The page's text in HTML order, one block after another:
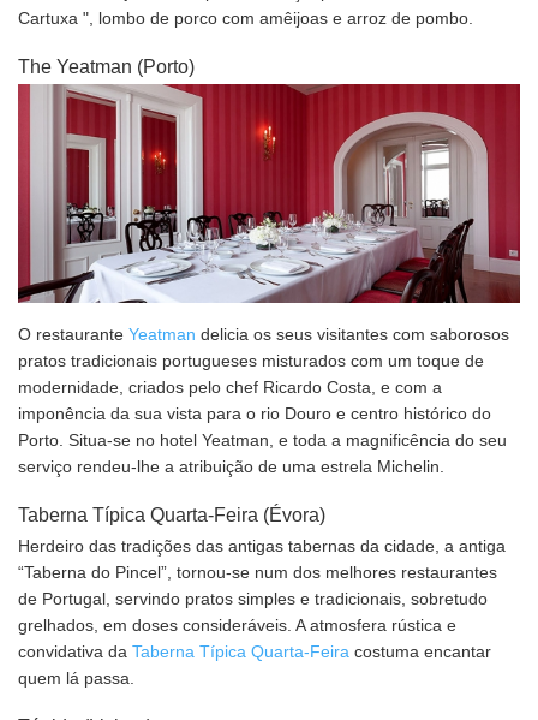
Cartuxa ", lombo de porco com amêijoas e arroz de pombo.
The Yeatman (Porto)
O restaurante Yeatman delicia os seus visitantes com saborosos
pratos tradicionais portugueses misturados com um toque de
modernidade, criados pelo chef Ricardo Costa, e com a
imponência da sua vista para o rio Douro e centro histórico do
Porto. Situa-se no hotel Yeatman, e toda a magnificência do seu
serviço rendeu-lhe a atribuição de uma estrela Michelin.
Taberna Típica Quarta-Feira (Évora)
Herdeiro das tradições das antigas tabernas da cidade, a antiga
“Taberna do Pincel”, tornou-se num dos melhores restaurantes
de Portugal, servindo pratos simples e tradicionais, sobretudo
grelhados, em doses consideráveis. A atmosfera rústica e
convidativa da Taberna Típica Quarta-Feira costuma encantar
quem lá passa.